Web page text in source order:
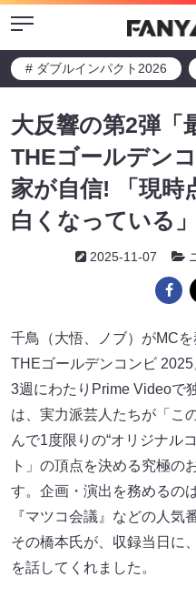
Menu
# ダブルインパクト2026
大反響の第2弾「
THEゴールデン
家が自信! 「現時
白くなっている」
2025-11-07
千鳥（大悟、ノブ）がMC
THEゴールデンコンビ
3週にわたりPrime Videoで
は、実力派芸人たちが「こ
んで1度限りの“オリジナル
ト」の頂点を決める究極の
す。企画・演出を務めるの
『マツコ会議』などの人気
その橋本氏が、収録当日に
を話してくれました。